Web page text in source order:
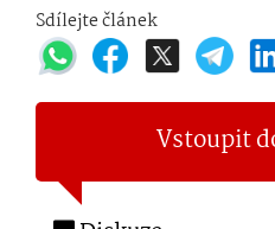
Sdílejte článek
Vstoupit